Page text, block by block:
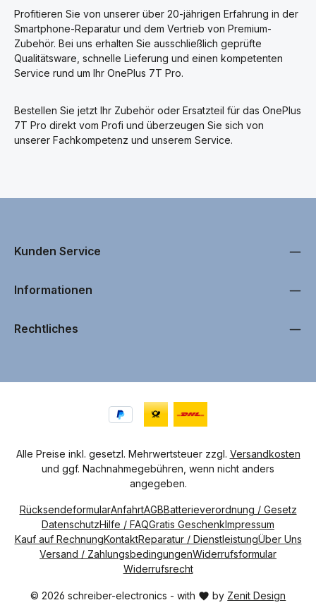
Profitieren Sie von unserer über 20-jährigen Erfahrung in der
Smartphone-Reparatur und dem Vertrieb von Premium-
Zubehör. Bei uns erhalten Sie ausschließlich geprüfte
Qualitätsware, schnelle Lieferung und einen kompetenten
Service rund um Ihr OnePlus 7T Pro.
Bestellen Sie jetzt Ihr Zubehör oder Ersatzteil für das OnePlus
7T Pro direkt vom Profi und überzeugen Sie sich von
unserer Fachkompetenz und unserem Service.
Kunden Service
Informationen
Rechtliches
Alle Preise inkl. gesetzl. Mehrwertsteuer zzgl. Versandkosten
und ggf. Nachnahmegebühren, wenn nicht anders
angegeben.
© 2026 schreiber-electronics - with by Zenit Design
RücksendeformularAnfahrtAGBBatterieverordnung / Gesetz
DatenschutzHilfe / FAQGratis GeschenkImpressum
Kauf auf RechnungKontaktReparatur / DienstleistungÜber Uns
Versand / ZahlungsbedingungenWiderrufsformular
Widerrufsrecht